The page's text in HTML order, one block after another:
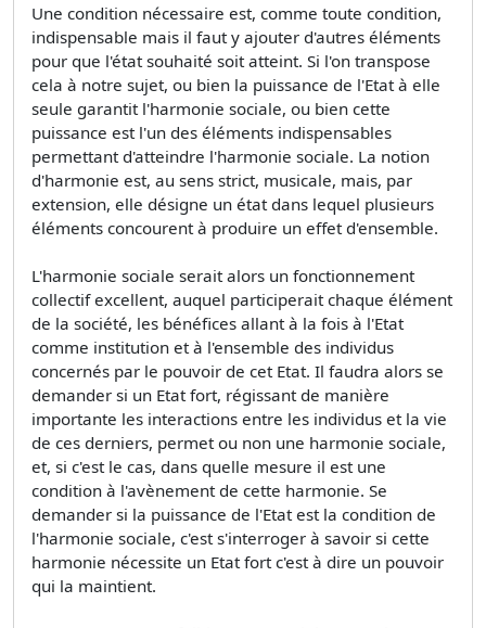
Une condition nécessaire est, comme toute condition,
indispensable mais il faut y ajouter d'autres éléments
pour que l'état souhaité soit atteint. Si l'on transpose
cela à notre sujet, ou bien la puissance de l'Etat à elle
seule garantit l'harmonie sociale, ou bien cette
puissance est l'un des éléments indispensables
permettant d'atteindre l'harmonie sociale. La notion
d'harmonie est, au sens strict, musicale, mais, par
extension, elle désigne un état dans lequel plusieurs
éléments concourent à produire un effet d'ensemble.
L'harmonie sociale serait alors un fonctionnement
collectif excellent, auquel participerait chaque élément
de la société, les bénéfices allant à la fois à l'Etat
comme institution et à l'ensemble des individus
concernés par le pouvoir de cet Etat. Il faudra alors se
demander si un Etat fort, régissant de manière
importante les interactions entre les individus et la vie
de ces derniers, permet ou non une harmonie sociale,
et, si c'est le cas, dans quelle mesure il est une
condition à l'avènement de cette harmonie. Se
demander si la puissance de l'Etat est la condition de
l'harmonie sociale, c'est s'interroger à savoir si cette
harmonie nécessite un Etat fort c'est à dire un pouvoir
qui la maintient.